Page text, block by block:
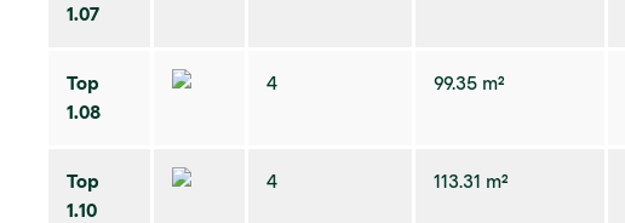
1.07
Top
1.08
4 99.35 m²
Top
1.10
4 113.31 m²